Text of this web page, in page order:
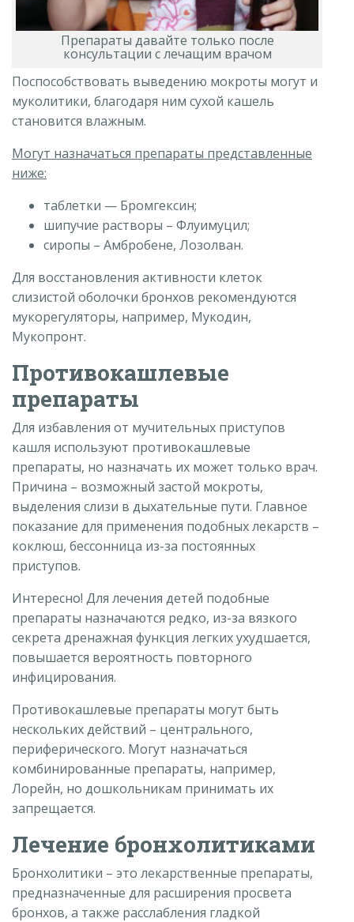
Препараты давайте только после
консультации с лечащим врачом
Поспособствовать выведению мокроты могут и
муколитики, благодаря ним сухой кашель
становится влажным.
Могут назначаться препараты представленные
ниже:
таблетки — Бромгексин;
шипучие растворы – Флуимуцил;
сиропы – Амбробене, Лозолван.
Для восстановления активности клеток
слизистой оболочки бронхов рекомендуются
мукорегуляторы, например, Мукодин,
Мукопронт.
Противокашлевые
препараты
Для избавления от мучительных приступов
кашля используют противокашлевые
препараты, но назначать их может только врач.
Причина – возможный застой мокроты,
выделения слизи в дыхательные пути. Главное
показание для применения подобных лекарств –
коклюш, бессонница из-за постоянных
приступов.
Интересно! Для лечения детей подобные
препараты назначаются редко, из-за вязкого
секрета дренажная функция легких ухудшается,
повышается вероятность повторного
инфицирования.
Противокашлевые препараты могут быть
нескольких действий – центрального,
периферического. Могут назначаться
комбинированные препараты, например,
Лорейн, но дошкольникам принимать их
запрещается.
Лечение бронхолитиками
Бронхолитики – это лекарственные препараты,
предназначенные для расширения просвета
бронхов, а также расслабления гладкой